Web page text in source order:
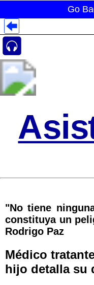
Go
"No tiene
constituya un
Rodrigo Paz
Médico
hijo detalla su
Despliegues
Despliegues
Despliegues por